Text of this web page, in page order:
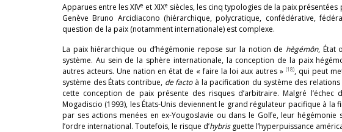
Apparues entre les XIVe et XIXesiècles, les cinq typologies de la paix
Genève Bruno Arcidiacono (hiérarchique, polycratique, confédérative,
question de la paix (notamment internationale) est complexe.
La paix hiérarchique ou d’hégémonie repose sur la notion de hègémôn, État
système. Au sein de la sphère internationale, la conception de la paix
autres acteurs. Une nation en état de « faire la loi aux autres » (18), qui peut
système des États contribue, de factoà la pacification du système des
cette conception de paix présente des risques d’arbitraire. Malgré
Mogadiscio (1993), les États-Unis deviennent le grand régulateur pacifique à la
par ses actions menées en ex-Yougoslavie ou dans le Golfe, leur
l’ordre international. Toutefois, le risque d’hybrisguette l’hyperpuissance